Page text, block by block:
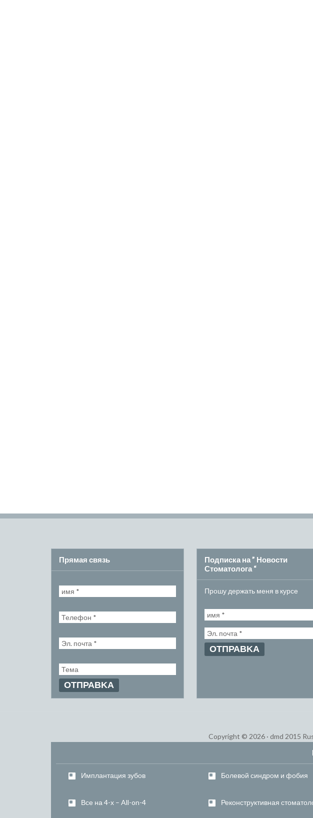
Прямая связь
Подписка на ” Новости
Стоматолога “
Прошу держать меня в курсе
Copyright © 2026 · dmd 2015
Имплантация зубов Болевой синдром и фобия
Все на 4-х – All-on-4
Реконструктивная